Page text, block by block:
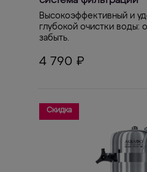
Высокоэффективный и
глубокой очистки воды:
забыть.
4 790 ₽
Скидка